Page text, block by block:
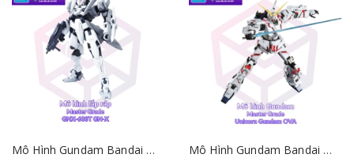
Mô Hình Gundam Bandai MG GNX-603T GN-X 1/100 Gundam 00 [GDB] [BMG] Mô Hình Gundam Bandai MG RX-0 Unicorn Gundam OVA 1/100 MS Gundam UC [GDB] [BMG]